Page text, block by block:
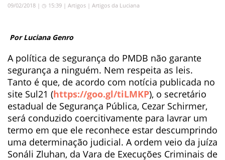
09/02/2018 | ◷ 15:39 | Artigos | Artigos da Luciana
Por Luciana Genro
A política de segurança do PMDB não garante
segurança a ninguém. Nem respeita as leis.
Tanto é que, de acordo com notícia publicada no
site Sul21 (https://goo.gl/tiLMKP), o secretário
estadual de Segurança Pública, Cezar Schirmer,
será conduzido coercitivamente para lavrar um
termo em que ele reconhece estar descumprindo
uma determinação judicial. A ordem veio da juíza
Sonáli Zluhan, da Vara de Execuções Criminais de